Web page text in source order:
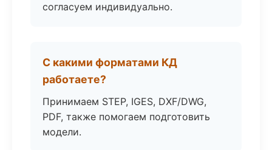
согласуем индивидуально.
С какими форматами КД
работаете?
Принимаем STEP, IGES, DXF/DWG,
PDF, также помогаем подготовить
модели.